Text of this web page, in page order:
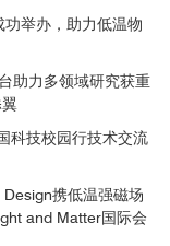
RMCD测量中使用了
(2021) 26
举办，助力低温物
助力多领域研究获重
科技校园行技术交流
携低温强磁场
and Matter国际会